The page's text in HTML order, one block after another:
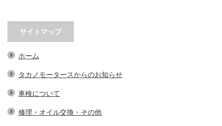
サイトマップ
ホーム
タカノモータースからのお知らせ
車検について
修理・オイル交換・その他